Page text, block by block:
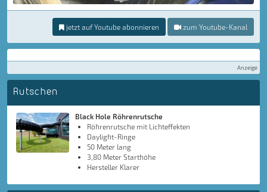
jetzt auf Youtube abonnieren zum Youtube-Kanal
Anzeige
Rutschen
Black Hole Röhrenrutsche
Röhrenrutsche mit Lichteffekten
Daylight-Ringe
50 Meter lang
3,80 Meter Starthöhe
Hersteller Klarer